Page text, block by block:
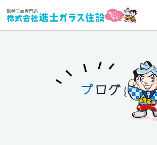
ブログ